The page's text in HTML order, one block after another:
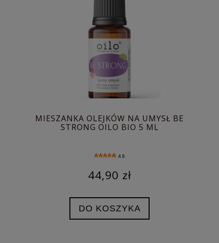
MIESZANKA OLEJKÓW NA UMYSŁ BE
STRONG OILO BIO 5 ML
4.8
44,90 zł
DO KOSZYKA